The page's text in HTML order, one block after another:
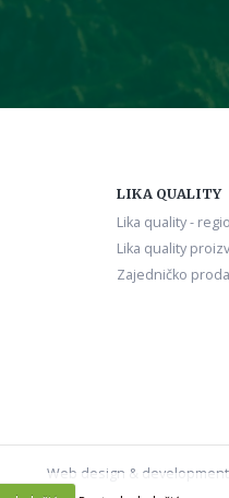
LIKA QUALITY
Lika quality -
Lika quality
Zajedničko
Web design & development